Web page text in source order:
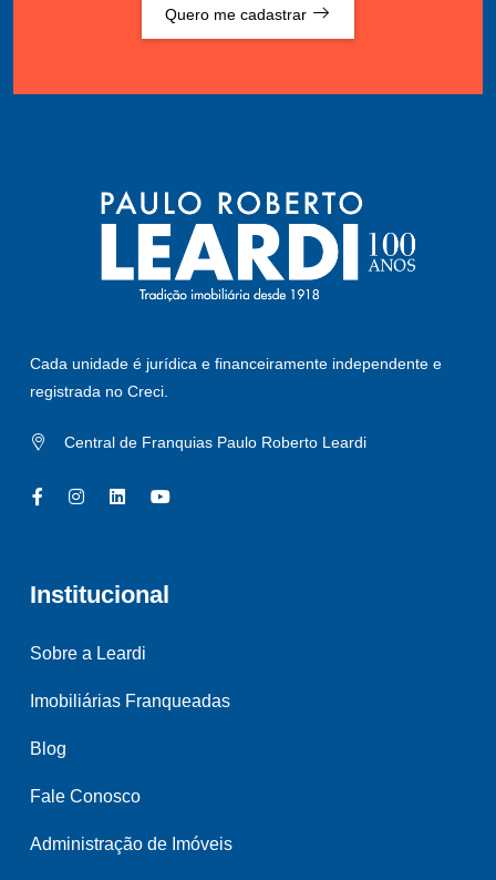
Quero me cadastrar
Cada unidade é jurídica e financeiramente independente e
registrada no Creci.
Central de Franquias Paulo Roberto Leardi
Institucional
Sobre a Leardi
Imobiliárias Franqueadas
Blog
Fale Conosco
Administração de Imóveis